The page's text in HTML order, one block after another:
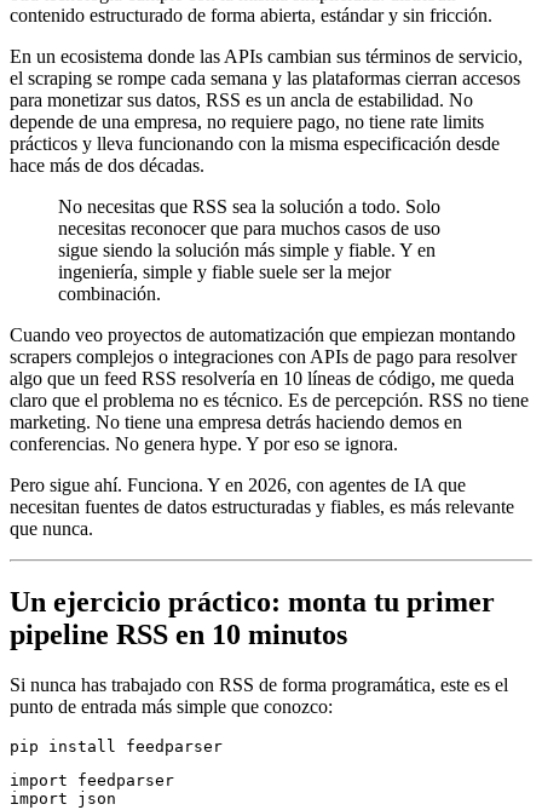
contenido estructurado de forma abierta, estándar y sin fricción.
En un ecosistema donde las APIs cambian sus términos de servicio,
el scraping se rompe cada semana y las plataformas cierran accesos
para monetizar sus datos, RSS es un ancla de estabilidad. No
depende de una empresa, no requiere pago, no tiene rate limits
prácticos y lleva funcionando con la misma especificación desde
hace más de dos décadas.
No necesitas que RSS sea la solución a todo. Solo
necesitas reconocer que para muchos casos de uso
sigue siendo la solución más simple y fiable. Y en
ingeniería, simple y fiable suele ser la mejor
combinación.
Cuando veo proyectos de automatización que empiezan montando
scrapers complejos o integraciones con APIs de pago para resolver
algo que un feed RSS resolvería en 10 líneas de código, me queda
claro que el problema no es técnico. Es de percepción. RSS no tiene
marketing. No tiene una empresa detrás haciendo demos en
conferencias. No genera hype. Y por eso se ignora.
Pero sigue ahí. Funciona. Y en 2026, con agentes de IA que
necesitan fuentes de datos estructuradas y fiables, es más relevante
que nunca.
Un ejercicio práctico: monta tu primer
pipeline RSS en 10 minutos
Si nunca has trabajado con RSS de forma programática, este es el
punto de entrada más simple que conozco:
pip install feedparser
import feedparser
import json